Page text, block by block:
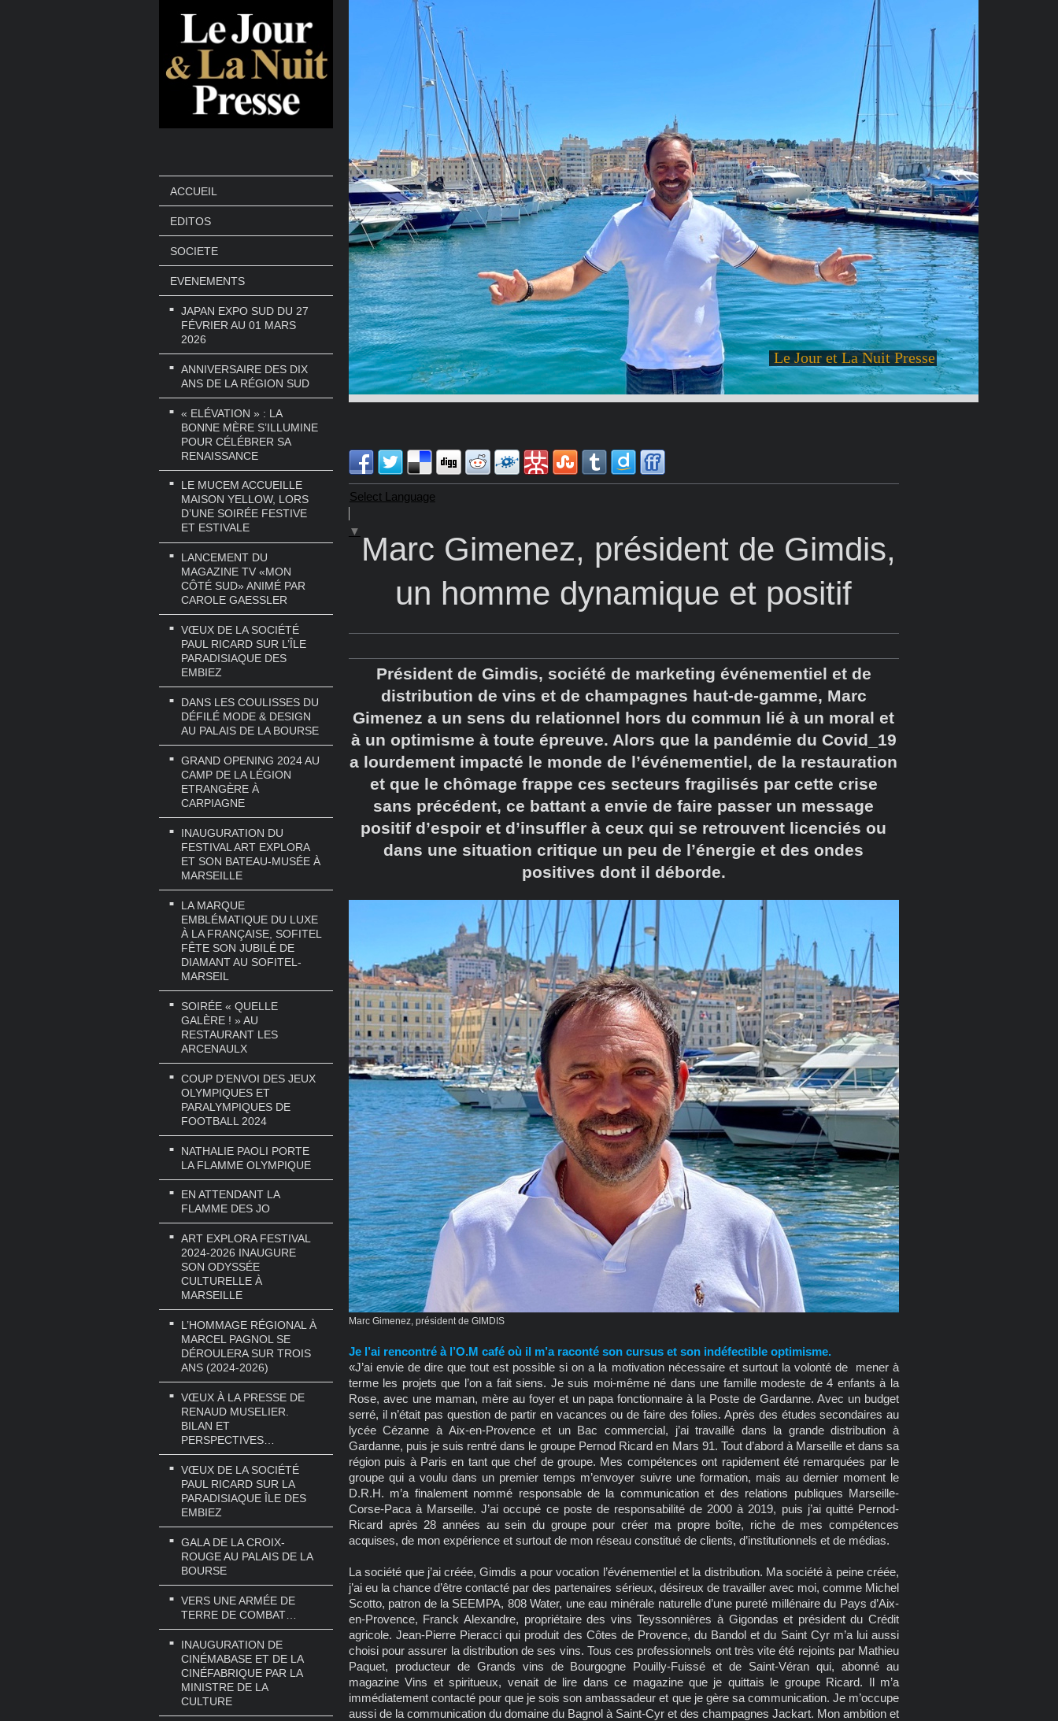
ACCUEIL
EDITOS
SOCIETE
EVENEMENTS
JAPAN EXPO SUD DU 27
FÉVRIER AU 01 MARS
2026
ANNIVERSAIRE DES DIX
ANS DE LA RÉGION SUD
« ELÉVATION » : LA
BONNE MÈRE S’ILLUMINE
POUR CÉLÉBRER SA
RENAISSANCE
LE MUCEM ACCUEILLE
MAISON YELLOW, LORS
D’UNE SOIRÉE FESTIVE
ET ESTIVALE
LANCEMENT DU
MAGAZINE TV «MON
CÔTÉ SUD» ANIMÉ PAR
CAROLE GAESSLER
VŒUX DE LA SOCIÉTÉ
PAUL RICARD SUR L’ÎLE
PARADISIAQUE DES
EMBIEZ
DANS LES COULISSES DU
DÉFILÉ MODE & DESIGN
AU PALAIS DE LA BOURSE
GRAND OPENING 2024 AU
CAMP DE LA LÉGION
ETRANGÈRE À
CARPIAGNE
INAUGURATION DU
FESTIVAL ART EXPLORA
ET SON BATEAU-MUSÉE À
MARSEILLE
LA MARQUE
EMBLÉMATIQUE DU LUXE
À LA FRANÇAISE, SOFITEL
FÊTE SON JUBILÉ DE
DIAMANT AU SOFITEL-
MARSEIL
SOIRÉE « QUELLE
GALÈRE ! » AU
RESTAURANT LES
ARCENAULX
COUP D’ENVOI DES JEUX
OLYMPIQUES ET
PARALYMPIQUES DE
FOOTBALL 2024
NATHALIE PAOLI PORTE
LA FLAMME OLYMPIQUE
EN ATTENDANT LA
FLAMME DES JO
ART EXPLORA FESTIVAL
2024-2026 INAUGURE
SON ODYSSÉE
CULTURELLE À
MARSEILLE
L’HOMMAGE RÉGIONAL À
MARCEL PAGNOL SE
DÉROULERA SUR TROIS
ANS (2024-2026)
VŒUX À LA PRESSE DE
RENAUD MUSELIER.
BILAN ET
PERSPECTIVES…
VŒUX DE LA SOCIÉTÉ
PAUL RICARD SUR LA
PARADISIAQUE ÎLE DES
EMBIEZ
GALA DE LA CROIX-
ROUGE AU PALAIS DE LA
BOURSE
VERS UNE ARMÉE DE
TERRE DE COMBAT…
INAUGURATION DE
CINÉMABASE ET DE LA
CINÉFABRIQUE PAR LA
MINISTRE DE LA
CULTURE
Le Jour et La Nuit Presse
Select Language
▼
Marc Gimenez, président de Gimdis,
un homme dynamique et positif
Président de Gimdis, société de marketing événementiel et de
distribution de vins et de champagnes haut-de-gamme, Marc
Gimenez a un sens du relationnel hors du commun lié à un moral et
à un optimisme à toute épreuve. Alors que la pandémie du Covid_19
a lourdement impacté le monde de l’événementiel, de la restauration
et que le chômage frappe ces secteurs fragilisés par cette crise
sans précédent, ce battant a envie de faire passer un message
positif d’espoir et d’insuffler à ceux qui se retrouvent licenciés ou
dans une situation critique un peu de l’énergie et des ondes
positives dont il déborde.
Marc Gimenez, président de GIMDIS
Je l’ai rencontré à l’O.M café où il m’a raconté son cursus et son indéfectible optimisme.
«J’ai envie de dire que tout est possible si on a la motivation nécessaire et surtout la volonté de mener à
terme les projets que l’on a fait siens. Je suis moi-même né dans une famille modeste de 4 enfants à la
Rose, avec une maman, mère au foyer et un papa fonctionnaire à la Poste de Gardanne. Avec un budget
serré, il n’était pas question de partir en vacances ou de faire des folies. Après des études secondaires au
lycée Cézanne à Aix-en-Provence et un Bac commercial, j’ai travaillé dans la grande distribution à
Gardanne, puis je suis rentré dans le groupe Pernod Ricard en Mars 91. Tout d’abord à Marseille et dans sa
région puis à Paris en tant que chef de groupe. Mes compétences ont rapidement été remarquées par le
groupe qui a voulu dans un premier temps m’envoyer suivre une formation, mais au dernier moment le
D.R.H. m’a finalement nommé responsable de la communication et des relations publiques Marseille-
Corse-Paca à Marseille. J’ai occupé ce poste de responsabilité de 2000 à 2019, puis j’ai quitté Pernod-
Ricard après 28 années au sein du groupe pour créer ma propre boîte, riche de mes compétences
acquises, de mon expérience et surtout de mon réseau constitué de clients, d’institutionnels et de médias.
La société que j’ai créée, Gimdis a pour vocation l’événementiel et la distribution. Ma société à peine créée,
j’ai eu la chance d’être contacté par des partenaires sérieux, désireux de travailler avec moi, comme Michel
Scotto, patron de la SEEMPA, 808 Water, une eau minérale naturelle d’une pureté millénaire du Pays d’Aix-
en-Provence, Franck Alexandre, propriétaire des vins Teyssonnières à Gigondas et président du Crédit
agricole. Jean-Pierre Pieracci qui produit des Côtes de Provence, du Bandol et du Saint Cyr m’a lui aussi
choisi pour assurer la distribution de ses vins. Tous ces professionnels ont très vite été rejoints par Mathieu
Paquet, producteur de Grands vins de Bourgogne Pouilly-Fuissé et de Saint-Véran qui, abonné au
magazine Vins et spiritueux, venait de lire dans ce magazine que je quittais le groupe Ricard. Il m’a
immédiatement contacté pour que je sois son ambassadeur et que je gère sa communication. Je m’occupe
aussi de la communication du domaine du Bagnol à Saint-Cyr et des champagnes Jackart. Mon ambition et